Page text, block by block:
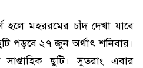
মহররমের চাঁদ দেখা যাবে
পড়বে ২৭ জুন অর্থাৎ শনিবার।
ছুটি। সুতরাং এবার